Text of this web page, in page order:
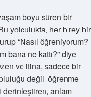
boyu süren bir
yolculukta, her birey bir
“Nasıl öğreniyorum?
bana ne kattı?” diye
ve itina, sadece bir
değil, öğrenme
derinleştiren, anlam